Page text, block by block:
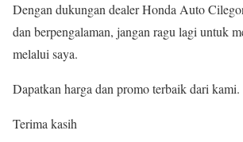
Dengan dukungan dealer Honda Auto
dan berpengalaman, jangan ragu lagi untuk
melalui saya.
Dapatkan harga dan promo terbaik dari kami.
Terima kasih